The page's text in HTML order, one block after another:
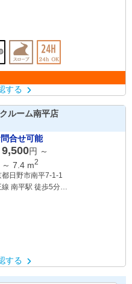
する
ルーム南平店
合せ可能
9,500円 ～
～ 7.4 m2
都日野市南平7-1-1
京王線 南平駅 徒歩5分
する